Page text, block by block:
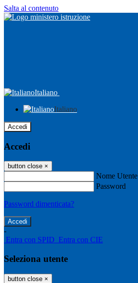
Salta al contenuto
Italiano
Italiano
Accedi
Accedi
button close ×
Nome Utente
Password
Password dimenticata?
-
Entra con SPID Entra con CIE
Seleziona utente
button close ×